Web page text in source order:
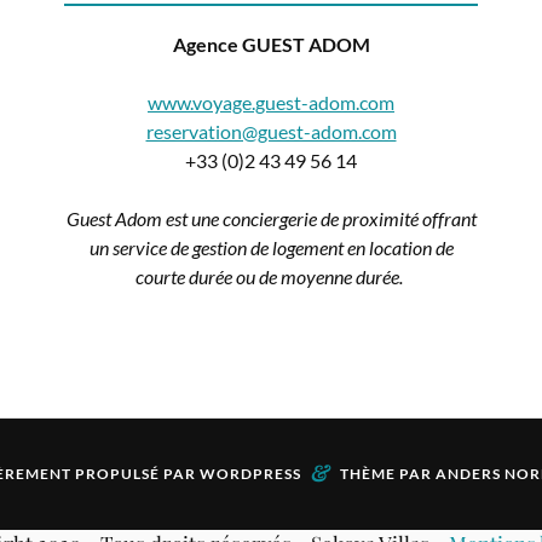
Agence GUEST ADOM
www.voyage.guest-adom.com
reservation@guest-adom.com
+33 (0)2 43 49 56 14
Guest Adom est une conciergerie de proximité offrant
un service de gestion de logement en location de
courte durée ou de moyenne durée.
PROPULSÉ PAR WORDPRESS & THÈME PAR ANDERS